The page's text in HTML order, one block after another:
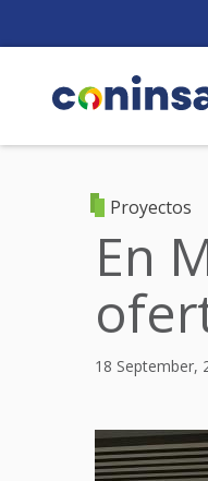
content
Proyectos
En
18 September,